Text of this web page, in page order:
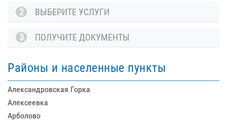
2 ВЫБЕРИТЕ УСЛУГИ
3 ПОЛУЧИТЕ ДОКУМЕНТЫ
Районы и населенные пункты
Александровская Горка
Алексеевка
Арболово